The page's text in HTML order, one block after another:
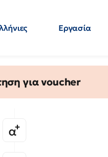
Εργασία
για voucher